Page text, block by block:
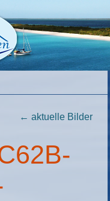
← aktuelle Bilder